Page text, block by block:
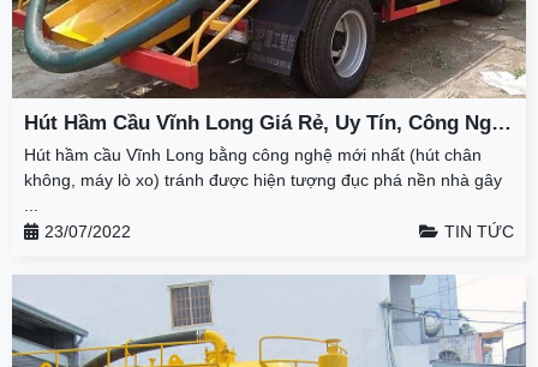
Hút Hầm Cầu Vĩnh Long Giá Rẻ, Uy Tín, Công Nghệ
Mới Không Đục Phá
Hút hầm cầu Vĩnh Long bằng công nghệ mới nhất (hút chân
không, máy lò xo) tránh được hiện tượng đục phá nền nhà gây
...
23/07/2022
TIN TỨC